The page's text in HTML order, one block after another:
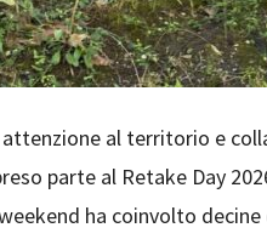
al territorio e
parte al Retake Day
ha coinvolto